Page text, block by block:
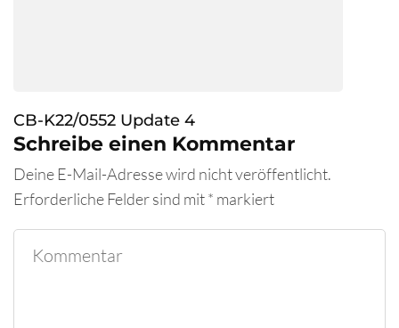
CB-K22/0552 Update 4
Schreibe einen Kommentar
Deine E-Mail-Adresse wird nicht veröffentlicht.
Erforderliche Felder sind mit* markiert